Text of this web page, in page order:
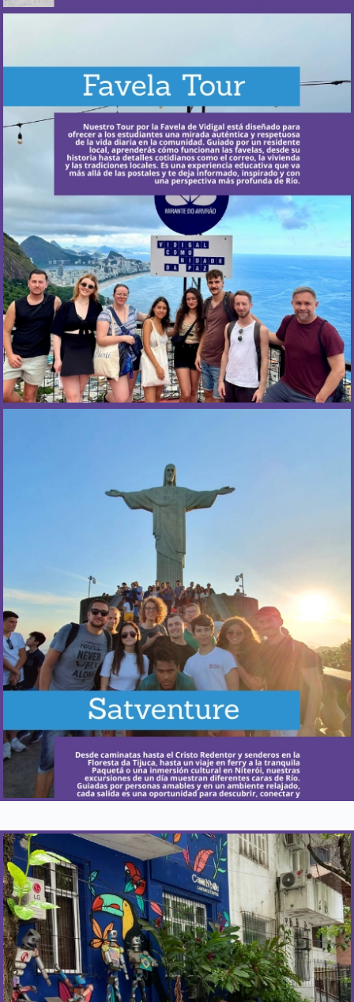
¿Cuándo ocurre?
Realizamos el tour los jueves, alternando
semanalmente entre el Bike Tour y el Favela Tour.
Más Información
¿Cuándo ocurre?
Los sábados, alternando semanalmente entre los
destinos.
Más Información
¿Cuándo ocurre?